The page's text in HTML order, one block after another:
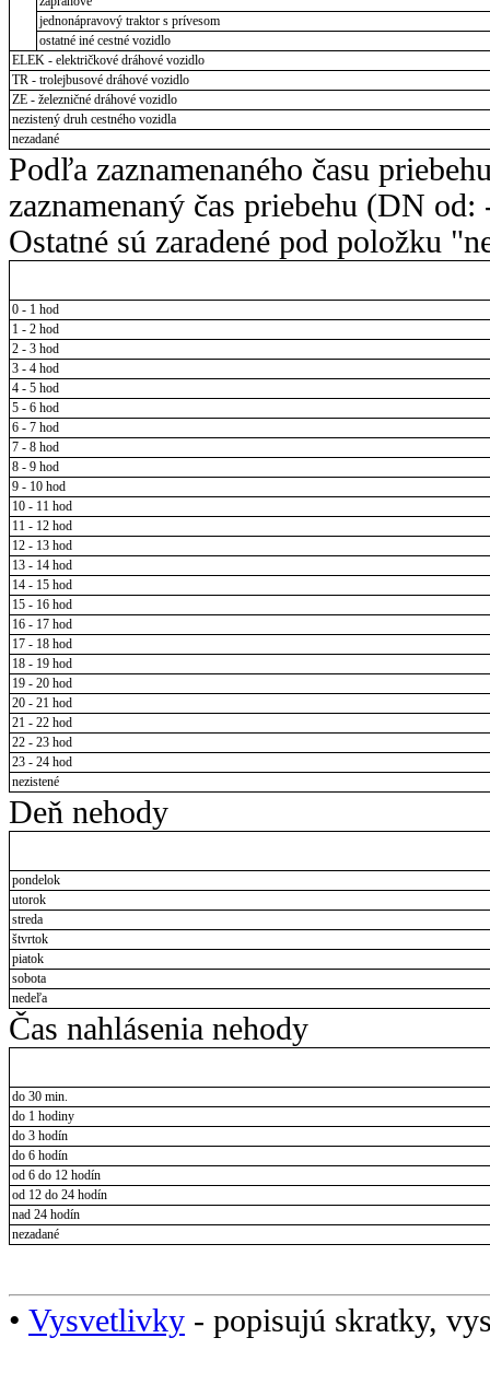
jednonápravový traktor s prívesom
ostatné iné cestné vozidlo
ELEK - električkové dráhové vozidlo
TR - trolejbusové dráhové vozidlo
ZE - železničné dráhové vozidlo
nezistený druh cestného vozidla
nezadané
Podľa zaznamenaného času
zaznamenaný čas priebehu (DN
Ostatné sú zaradené pod položku
0 - 1 hod
1 - 2 hod
2 - 3 hod
3 - 4 hod
4 - 5 hod
5 - 6 hod
6 - 7 hod
7 - 8 hod
8 - 9 hod
9 - 10 hod
10 - 11 hod
11 - 12 hod
12 - 13 hod
13 - 14 hod
14 - 15 hod
15 - 16 hod
16 - 17 hod
17 - 18 hod
18 - 19 hod
19 - 20 hod
20 - 21 hod
21 - 22 hod
22 - 23 hod
23 - 24 hod
nezistené
Deň nehody
pondelok
utorok
streda
štvrtok
piatok
sobota
nedeľa
Čas nahlásenia nehody
do 30 min.
do 1 hodiny
do 3 hodín
do 6 hodín
od 6 do 12 hodín
od 12 do 24 hodín
nad 24 hodín
nezadané
• Vysvetlivky - popisujú skratky,